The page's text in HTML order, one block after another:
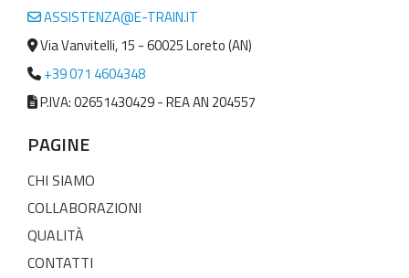
ASSISTENZA@E-TRAIN.IT
Via Vanvitelli, 15 - 60025 Loreto (AN)
+39 071 4604348
P.IVA: 02651430429 - REA AN 204557
PAGINE
CHI SIAMO
COLLABORAZIONI
QUALITÀ
CONTATTI